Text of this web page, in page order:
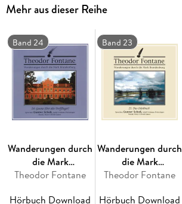
2 Lübbenau
3 Wendischer Gottesdienst
6 Die Irrfahrt / Nixen im Sonnenschein
7 Kätner Post / Das Terzett
8 Dorf Leipe / Rückfahrt nach Lübbenau
Mehr aus dieser Reihe
Band 24
Wanderungen durch
die Mark
Brandenburg (24)
Theodor Fontane
Hörbuch Download
Band 23
Wanderungen durch
die Mark
Brandenburg (23)
Theodor Fontane
Hörbuch Download